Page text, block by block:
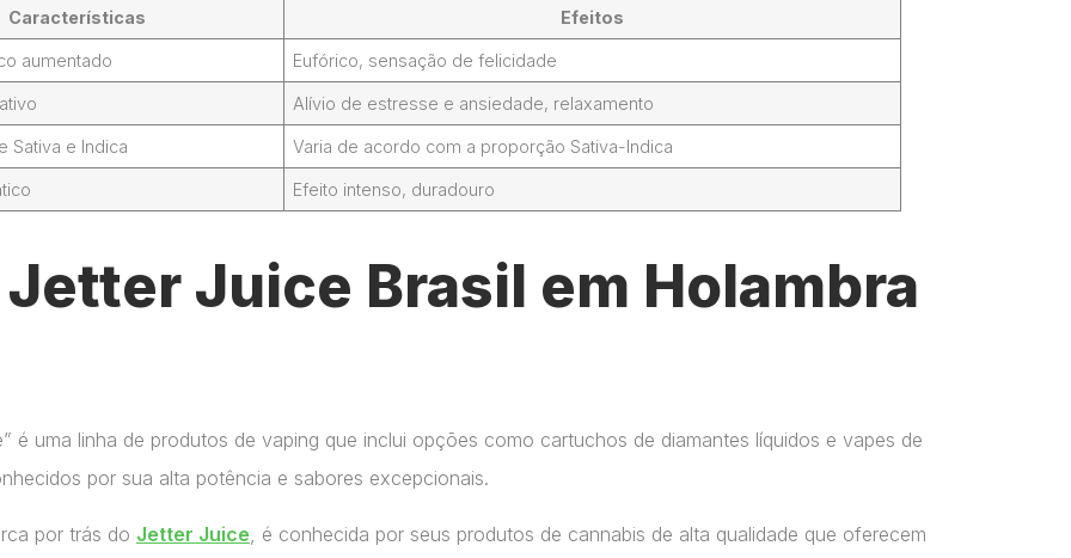
Características Efeitos
aumentado Eufórico, sensação de felicidade
Alívio de estresse e ansiedade, relaxamento
Sativa e Indica Varia de acordo com a proporção Sativa-Indica
Efeito intenso, duradouro
Juice Brasil em Holambra
é uma linha de produtos de vaping que inclui opções como cartuchos de diamantes líquidos e vapes de
por sua alta potência e sabores excepcionais.
por trás do Jetter Juice , é conhecida por seus produtos de cannabis de alta qualidade que oferecem